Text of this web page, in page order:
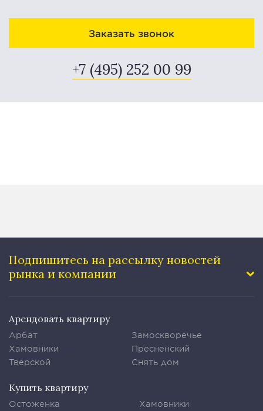
Заказать звонок
+7 (495) 252 00 99
Подпишитесь на рассылку новостей
рынка и компании
Арендовать квартиру
Арбат
Хамовники
Тверской
Замоскворечье
Пресненский
Снять дом
Купить квартиру
Остоженка
Хамовники